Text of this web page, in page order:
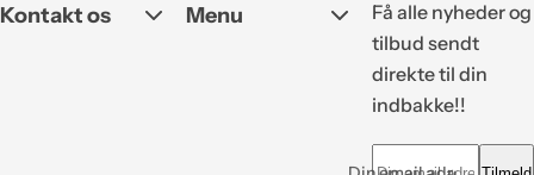
Kontakt os Menu
Få alle nyheder og
tilbud sendt
direkte til din
indbakke!!